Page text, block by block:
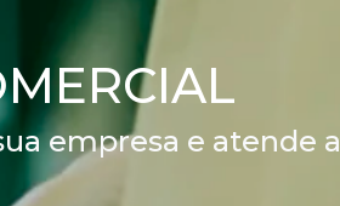
empresa e atende a